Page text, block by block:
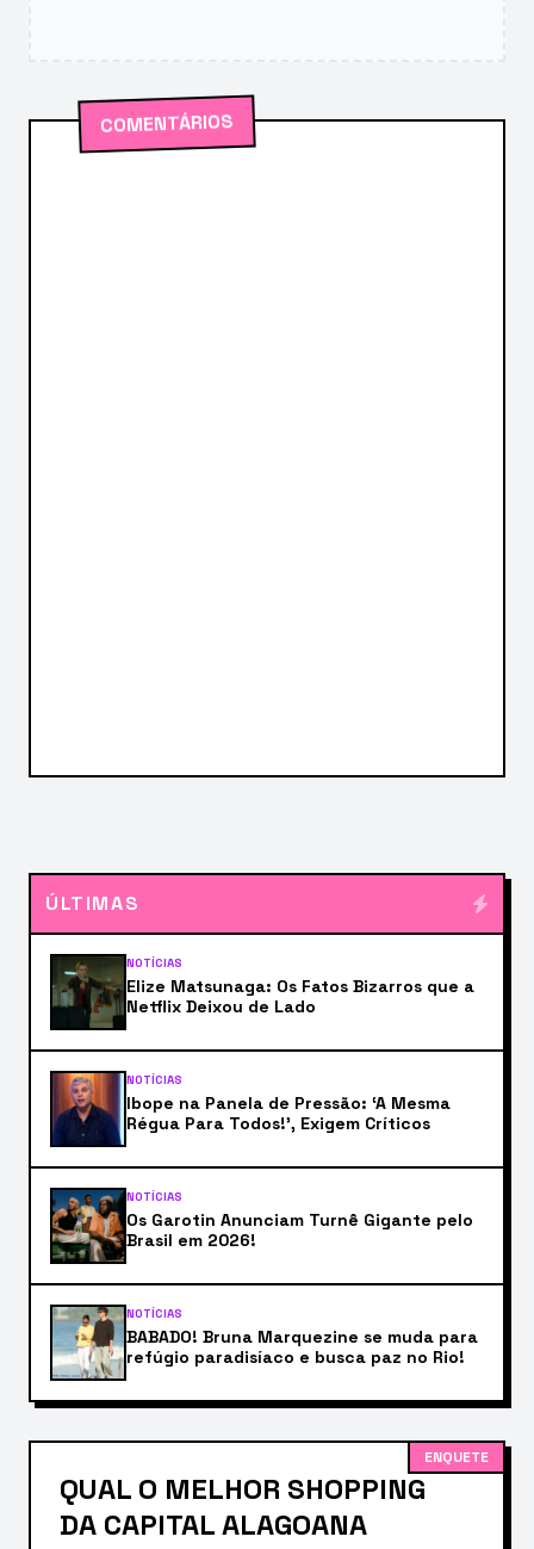
COMENTÁRIOS
ÚLTIMAS
NOTÍCIAS
Elize Matsunaga: Os Fatos Bizarros que a
Netflix Deixou de Lado
NOTÍCIAS
Ibope na Panela de Pressão: ‘A Mesma
Régua Para Todos!’, Exigem Críticos
NOTÍCIAS
Os Garotin Anunciam Turnê Gigante pelo
Brasil em 2026!
NOTÍCIAS
BABADO! Bruna Marquezine se muda para
refúgio paradisíaco e busca paz no Rio!
ENQUETE
QUAL O MELHOR SHOPPING
DA CAPITAL ALAGOANA